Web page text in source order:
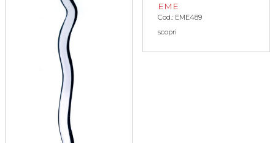
EME
Cod.: EME489
scopri